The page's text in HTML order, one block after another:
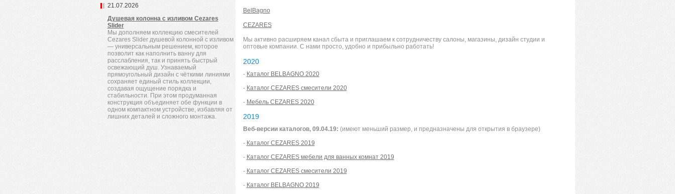
21.07.2026
Душевая колонна с изливом Cezares
Slider
Мы дополняем коллекцию смесителей
Cezares Slider душевой колонной с изливом
— универсальным решением, которое
позволит как наполнить ванну для
расслабления, так и принять быстрый
освежающий душ. Узнаваемый
прямоугольный дизайн с чёткими линиями
сохраняет единый стиль коллекции,
создавая ощущение порядка и
стабильности. При этом продуманная
конструкция объединяет обе функции в
одном компактном устройстве, избавляя от
лишних деталей и сложного монтажа.
BelBagno
CEZARES
Мы активно расширяем канал сбыта и приглашаем к сотрудничеству салоны, магазины, дизайн студии и
оптовые компании. С нами просто, удобно и прибыльно работать!
2020
- Каталог BELBAGNO 2020
- Каталог CEZARES смесители 2020
- Мебель CEZARES 2020
2019
Веб-версии каталогов, 09.04.19: (имеют меньший размер, и предназначены для открытия в браузере)
- Каталог CEZARES 2019
- Каталог CEZARES мебели для ванных комнат 2019
- Каталог CEZARES смесители 2019
- Каталог BELBAGNO 2019